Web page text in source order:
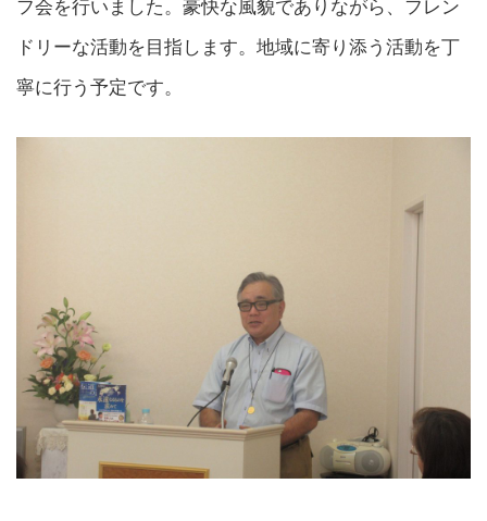
フ会を行いました。豪快な風貌でありながら、フレン
ドリーな活動を目指します。地域に寄り添う活動を丁
寧に行う予定です。